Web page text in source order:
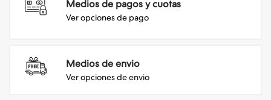
Medios de pagos y cuotas
Ver opciones de pago
Medios de envio
Ver opciones de envio